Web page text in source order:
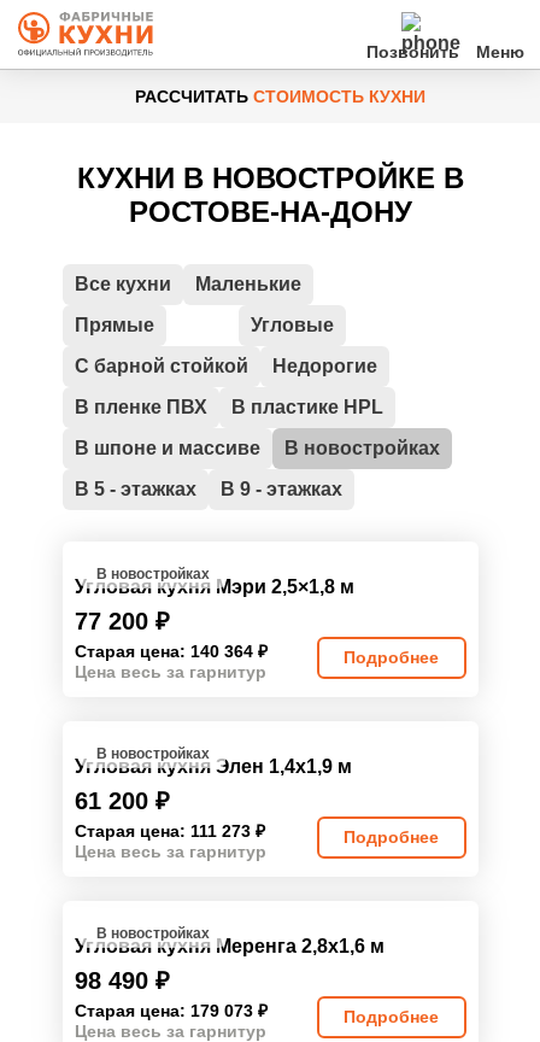
Позвонить
РАССЧИТАТЬ СТОИМОСТЬ КУХНИ
Клиентам
Контакты
КУХНИ В НОВОСТРОЙКЕ В
РОСТОВЕ-НА-ДОНУ
Все кухни
Маленькие
Прямые
Угловые
С барной стойкой
Недорогие
В пленке ПВХ
В пластике HPL
В шпоне и массиве
В новостройках
В 5 - этажках
В 9 - этажках
В новостройках
Угловая кухня Мэри 2,5×1,8 м
77 200 ₽
Старая цена: 140 364 ₽
Цена весь за гарнитур
Подробнее
В новостройках
Угловая кухня Элен 1,4х1,9 м
61 200 ₽
Старая цена: 111 273 ₽
Цена весь за гарнитур
Подробнее
В новостройках
Угловая кухня Меренга 2,8х1,6 м
98 490 ₽
Старая цена: 179 073 ₽
Цена весь за гарнитур
Подробнее